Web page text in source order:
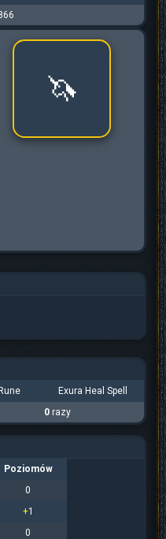
🦄
Exura Heal Spell
0 razy
Poziomów
0
+1
0